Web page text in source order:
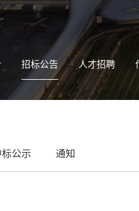
招标公告 人才招聘
标公示 通知